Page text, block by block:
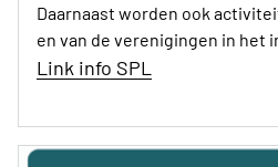
Daarnaast worden ook
en van de verenigingen in het
Link info SPL